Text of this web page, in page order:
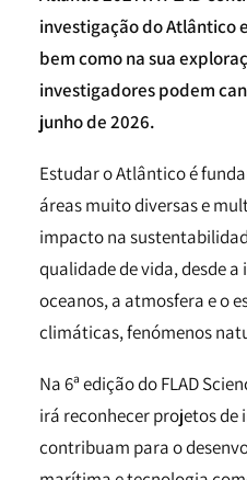
investigação do Atlântico
bem como na sua
investigadores podem
junho de 2026.
Estudar o Atlântico é
áreas muito diversas e
impacto na
qualidade de vida, desde
oceanos, a atmosfera e o
climáticas, fenómenos
Na 6ª edição do FLAD
irá reconhecer projetos de
contribuam para o